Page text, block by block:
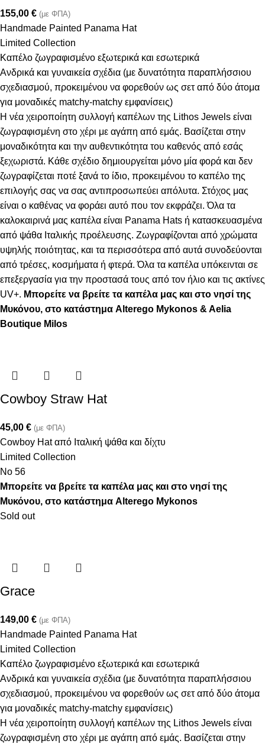
155,00 € (με ΦΠΑ)
Handmade Painted Panama Hat
Limited Collection
Καπέλο ζωγραφισμένο εξωτερικά και εσωτερικά
Ανδρικά και γυναικεία σχέδια (με δυνατότητα παραπλήσσιου
σχεδιασμού, προκειμένου να φορεθούν ως σετ από δύο άτομα
για μοναδικές matchy-matchy εμφανίσεις)
Η νέα χειροποίητη συλλογή καπέλων της Lithos Jewels είναι
ζωγραφισμένη στο χέρι με αγάπη από εμάς. Βασίζεται στην
μοναδικότητα και την αυθεντικότητα του καθενός από εσάς
ξεχωριστά. Κάθε σχέδιο δημιουργείται μόνο μία φορά και δεν
ζωγραφίζεται ποτέ ξανά το ίδιο, προκειμένου το καπέλο της
επιλογής σας να σας αντιπροσωπεύει απόλυτα. Στόχος μας
είναι ο καθένας να φοράει αυτό που τον εκφράζει. Όλα τα
καλοκαιρινά μας καπέλα είναι Panama Hats ή κατασκευασμένα
από ψάθα Ιταλικής προέλευσης. Ζωγραφίζονται από χρώματα
υψηλής ποιότητας, και τα περισσότερα από αυτά συνοδεύονται
από τρέσες, κοσμήματα ή φτερά. Όλα τα καπέλα υπόκεινται σε
επεξεργασία για την προστασά τους από τον ήλιο και τις ακτίνες
UV+. Μπορείτε να βρείτε τα καπέλα μας και στο νησί της
Μυκόνου, στο κατάστημα Alterego Mykonos & Aelia
Boutique Milos
Cowboy Straw Hat
45,00 € (με ΦΠΑ)
Cowboy Hat από Ιταλική ψάθα και δίχτυ
Limited Collection
Νο 56
Μπορείτε να βρείτε τα καπέλα μας και στο νησί της
Μυκόνου, στο κατάστημα Alterego Mykonos
Sold out
Grace
149,00 € (με ΦΠΑ)
Handmade Painted Panama Hat
Limited Collection
Καπέλο ζωγραφισμένο εξωτερικά και εσωτερικά
Ανδρικά και γυναικεία σχέδια (με δυνατότητα παραπλήσσιου
σχεδιασμού, προκειμένου να φορεθούν ως σετ από δύο άτομα
για μοναδικές matchy-matchy εμφανίσεις)
Η νέα χειροποίητη συλλογή καπέλων της Lithos Jewels είναι
ζωγραφισμένη στο χέρι με αγάπη από εμάς. Βασίζεται στην